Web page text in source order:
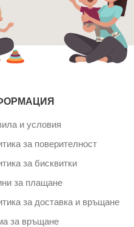
и условия
за поверителност
за бисквитки
за плащане
за доставка и връщане
за връщане